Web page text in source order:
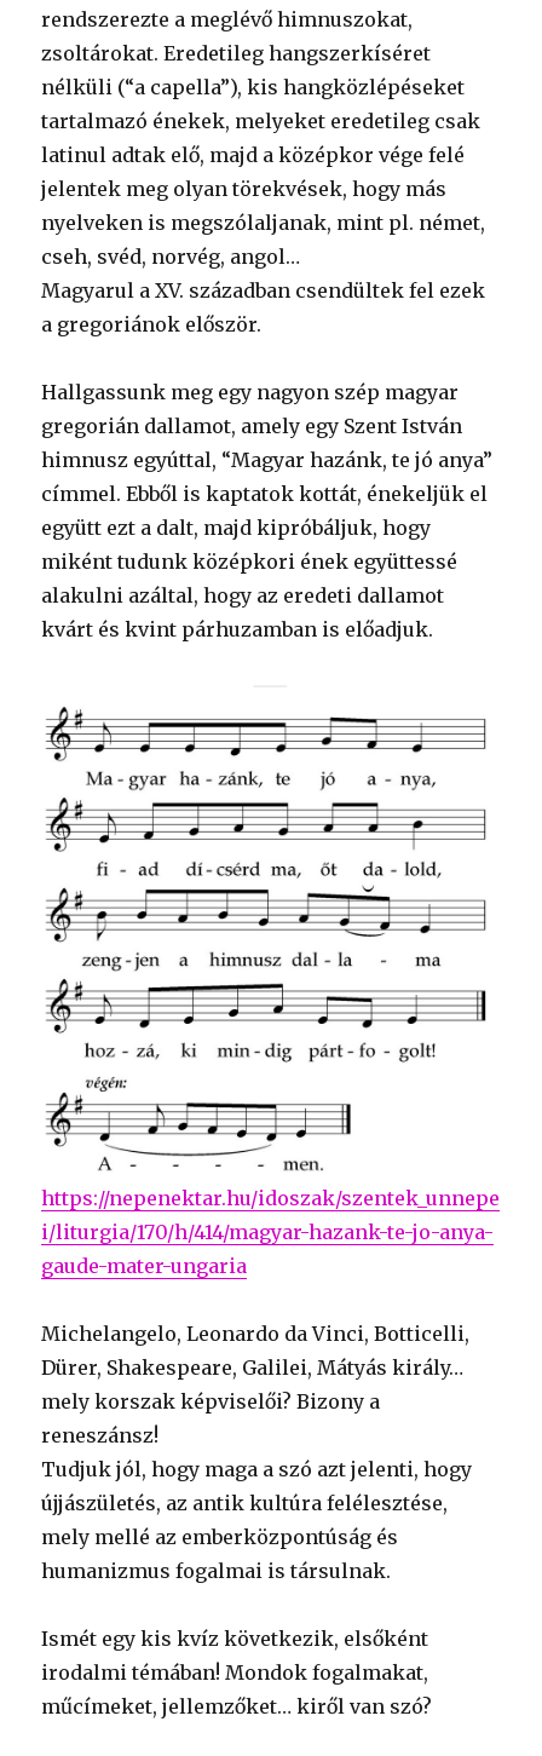
rendszerezte a meglévő himnuszokat,
zsoltárokat. Eredetileg hangszerkíséret
nélküli (“a capella”), kis hangközlépéseket
tartalmazó énekek, melyeket eredetileg csak
latinul adtak elő, majd a középkor vége felé
jelentek meg olyan törekvések, hogy más
nyelveken is megszólaljanak, mint pl. német,
cseh, svéd, norvég, angol…
Magyarul a XV. században csendültek fel ezek
a gregoriánok először.
Hallgassunk meg egy nagyon szép magyar
gregorián dallamot, amely egy Szent István
himnusz egyúttal, “Magyar hazánk, te jó anya”
címmel. Ebből is kaptatok kottát, énekeljük el
együtt ezt a dalt, majd kipróbáljuk, hogy
miként tudunk középkori ének együttessé
alakulni azáltal, hogy az eredeti dallamot
kvárt és kvint párhuzamban is előadjuk.
https://nepenektar.hu/idoszak/szentek_unnepe
i/liturgia/170/h/414/magyar-hazank-te-jo-anya-
gaude-mater-ungaria
Michelangelo, Leonardo da Vinci, Botticelli,
Dürer, Shakespeare, Galilei, Mátyás király…
mely korszak képviselői? Bizony a
reneszánsz!
Tudjuk jól, hogy maga a szó azt jelenti, hogy
újjászületés, az antik kultúra felélesztése,
mely mellé az emberközpontúság és
humanizmus fogalmai is társulnak.
Ismét egy kis kvíz következik, elsőként
irodalmi témában! Mondok fogalmakat,
műcímeket, jellemzőket… kiről van szó?